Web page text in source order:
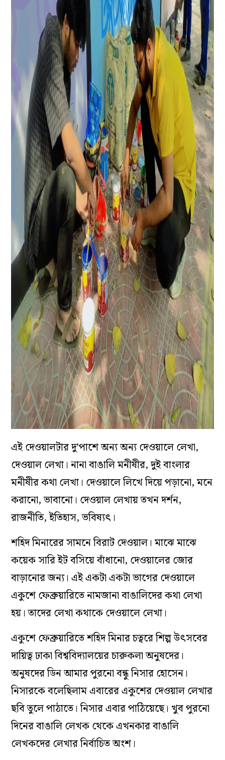
এই দেওয়ালটার দু’পাশে অন‌্য অন‌্য দেওয়ালে লেখা,
দেওয়াল লেখা। নানা বাঙালি মনীষীর, দুই বাংলার
মনীষীর কথা লেখা। দেওয়ালে লিখে দিয়ে পড়ানো, মনে
করানো, ভাবানো। দেওয়াল লেখায় তখন দর্শন,
রাজনীতি, ইতিহাস, ভবিষ‌্যৎ।
শহিদ মিনারের সামনে বিরাট দেওয়াল। মাঝে মাঝে
কয়েক সারি ইট বসিয়ে বাঁধানো, দেওয়ালের জোর
বাড়ানোর জন‌্য। এই একটা একটা ভাগের দেওয়ালে
একুশে ফেব্রুয়ারিতে নামজানা বাঙালিদের কথা লেখা
হয়। তাদের লেখা কথাকে দেওয়ালে লেখা।
একুশে ফেব্রুয়ারিতে শহিদ মিনার চত্বরে শিল্প উৎসবের
দায়িত্ব ঢাকা বিশ্ববিদ‌্যালয়ের চারুকলা অনুষদের।
অনুষদের ডিন আমার পুরনো বন্ধু নিসার হোসেন।
নিসারকে বলেছিলাম এবারের একুশের দেওয়াল লেখার
ছবি তুলে পাঠাতে। নিসার এবার পাঠিয়েছে। খুব পুরনো
দিনের বাঙালি লেখক থেকে এখনকার বাঙালি
লেখকদের লেখার নির্বাচিত অংশ।